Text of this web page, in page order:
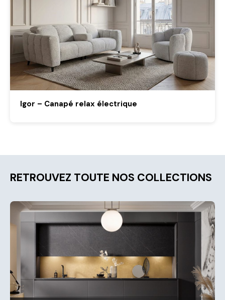
Igor – Canapé relax électrique
RETROUVEZ TOUTE NOS COLLECTIONS